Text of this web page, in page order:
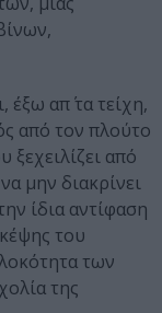
απ΄ τα τείχη,
από τον πλούτο
από
μην διακρίνει
ίδια αντίφαση
του
των
της